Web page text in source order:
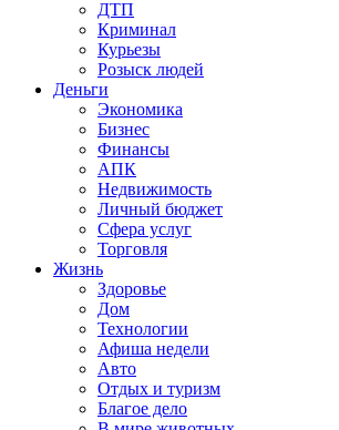
ДТП
Криминал
Курьезы
Розыск людей
Деньги
Экономика
Бизнес
Финансы
АПК
Недвижимость
Личный бюджет
Сфера услуг
Торговля
Жизнь
Здоровье
Дом
Технологии
Афиша недели
Авто
Отдых и туризм
Благое дело